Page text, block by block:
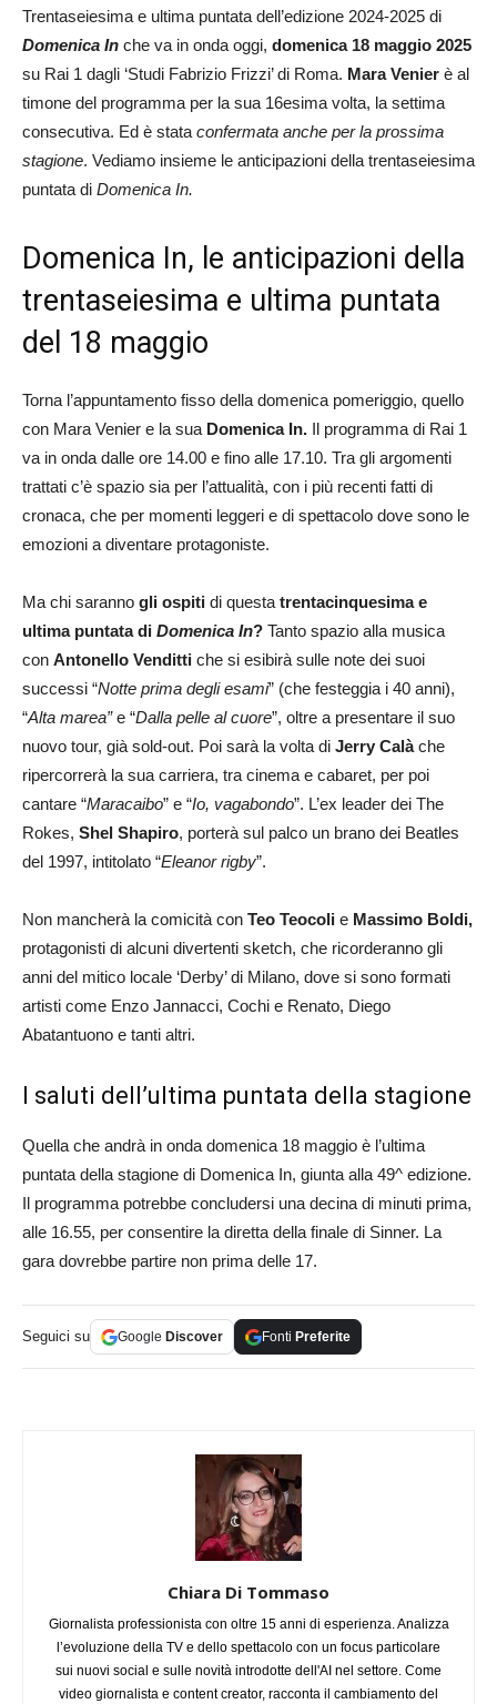
Trentaseiesima e ultima puntata dell’edizione 2024-2025 di
Domenica In che va in onda oggi, domenica 18 maggio 2025
su Rai 1 dagli ‘Studi Fabrizio Frizzi’ di Roma. Mara Venier è al
timone del programma per la sua 16esima volta, la settima
consecutiva. Ed è stata confermata anche per la prossima
stagione. Vediamo insieme le anticipazioni della trentaseiesima
puntata di Domenica In.
Domenica In, le anticipazioni della
trentaseiesima e ultima puntata
del 18 maggio
Torna l’appuntamento fisso della domenica pomeriggio, quello
con Mara Venier e la sua Domenica In. Il programma di Rai 1
va in onda dalle ore 14.00 e fino alle 17.10. Tra gli argomenti
trattati c’è spazio sia per l’attualità, con i più recenti fatti di
cronaca, che per momenti leggeri e di spettacolo dove sono le
emozioni a diventare protagoniste.
Ma chi saranno gli ospiti di questa trentacinquesima e
ultima puntata di Domenica In? Tanto spazio alla musica
con Antonello Venditti che si esibirà sulle note dei suoi
successi “Notte prima degli esami” (che festeggia i 40 anni),
“Alta marea”e “Dalla pelle al cuore”, oltre a presentare il suo
nuovo tour, già sold-out. Poi sarà la volta di Jerry Calàche
ripercorrerà la sua carriera, tra cinema e cabaret, per poi
cantare “Maracaibo” e “Io, vagabondo”. L’ex leader dei The
Rokes, Shel Shapiro, porterà sul palco un brano dei Beatles
del 1997, intitolato “Eleanor rigby”.
Non mancherà la comicità con Teo Teocoli e Massimo Boldi,
protagonisti di alcuni divertenti sketch, che ricorderanno gli
anni del mitico locale ‘Derby’ di Milano, dove si sono formati
artisti come Enzo Jannacci, Cochi e Renato, Diego
Abatantuono e tanti altri.
I saluti dell’ultima puntata della stagione
Quella che andrà in onda domenica 18 maggio è l’ultima
puntata della stagione di Domenica In, giunta alla 49^ edizione.
Il programma potrebbe concludersi una decina di minuti prima,
alle 16.55, per consentire la diretta della finale di Sinner. La
gara dovrebbe partire non prima delle 17.
Seguici su Google Discover Fonti Preferite
Chiara Di Tommaso
Giornalista professionista con oltre 15 anni di esperienza. Analizza
l’evoluzione della TV e dello spettacolo con un focus particolare
sui nuovi social e sulle novità introdotte dell'AI nel settore. Come
video giornalista e content creator, racconta il cambiamento del